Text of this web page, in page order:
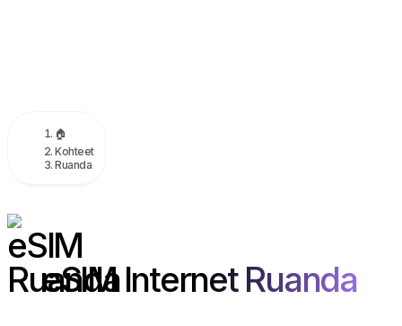
🏠
Kohteet
Ruanda
eSIM Internet Ruanda